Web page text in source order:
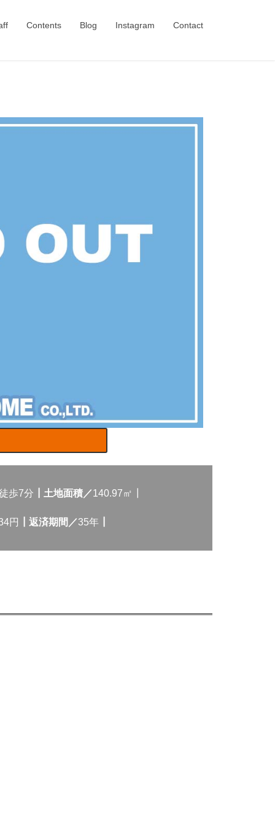
Contents Blog Instagram Contact
歩7分 ┃土地面積／140.97㎡┃
円 ┃返済期間／35年